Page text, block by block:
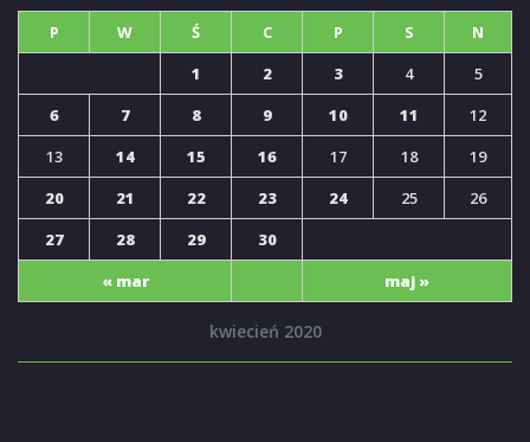
kwiecień 2020
P W Ś C P S N
« mar maj »
1 2 3 4
5
6
7 8 9 10 11
12
13
14 15 16 17 18
19
20
21 22 23 24 25
26
27
28 29 30